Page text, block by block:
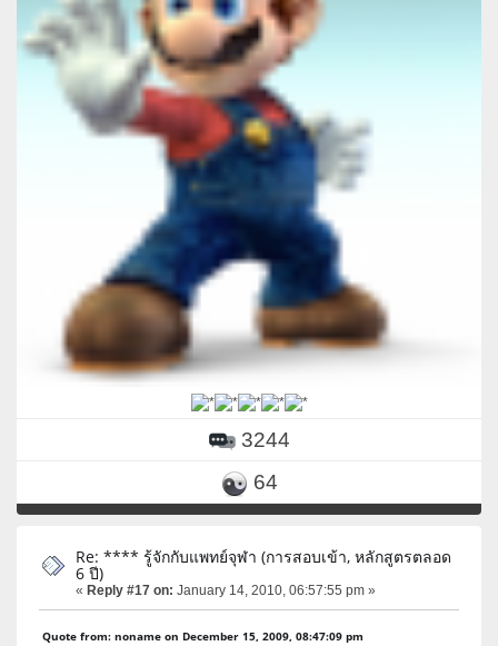
3244
64
Re: **** รู้จักกับแพทย์จุฬา (การสอบเข้า, หลักสูตรตลอด
6 ปี)
« Reply #17 on: January 14, 2010, 06:57:55 pm »
Quote from: noname on December 15, 2009, 08:47:09 pm